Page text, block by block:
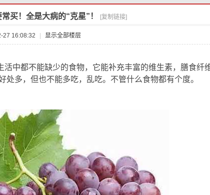
买！全是大病的“克星”！ [复制链接]
27 16:08:32 显示全部楼层
中都不能缺少的食物，它能补充丰富的维生素，膳食纤
处多，但也不能多吃，乱吃。不管什么食物都有个度。